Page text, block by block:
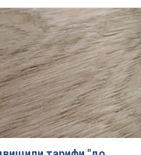
тарифи "до
деградувала: чи варто
у кілька разів і як
телефоні
пакети з ракетами